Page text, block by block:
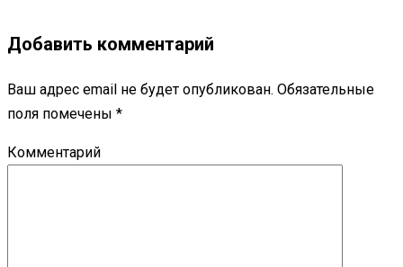
Добавить комментарий
Ваш адрес email не будет опубликован. Обязательные
поля помечены *
Комментарий